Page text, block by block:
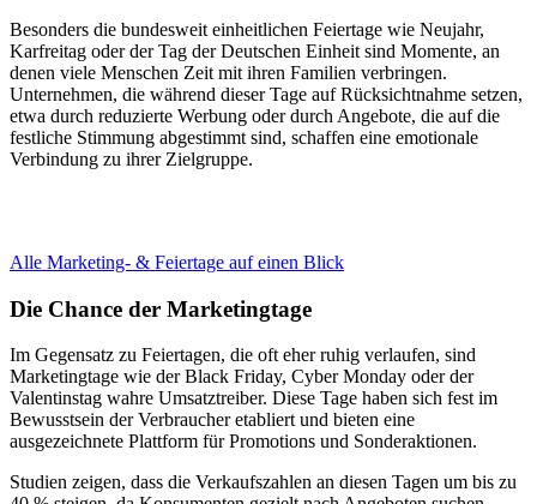
Besonders die bundesweit einheitlichen Feiertage wie Neujahr,
Karfreitag oder der Tag der Deutschen Einheit sind Momente, an
denen viele Menschen Zeit mit ihren Familien verbringen.
Unternehmen, die während dieser Tage auf Rücksichtnahme setzen,
etwa durch reduzierte Werbung oder durch Angebote, die auf die
festliche Stimmung abgestimmt sind, schaffen eine emotionale
Verbindung zu ihrer Zielgruppe.
Alle Marketing- & Feiertage auf einen Blick
Die Chance der Marketingtage
Im Gegensatz zu Feiertagen, die oft eher ruhig verlaufen, sind
Marketingtage wie der Black Friday, Cyber Monday oder der
Valentinstag wahre Umsatztreiber. Diese Tage haben sich fest im
Bewusstsein der Verbraucher etabliert und bieten eine
ausgezeichnete Plattform für Promotions und Sonderaktionen.
Studien zeigen, dass die Verkaufszahlen an diesen Tagen um bis zu